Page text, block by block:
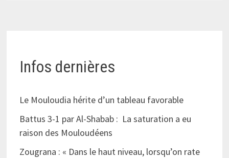
Infos dernières
Le Mouloudia hérite d’un tableau favorable
Battus 3-1 par Al-Shabab : La saturation a eu
raison des Mouloudéens
Zougrana : « Dans le haut niveau, lorsqu’on rate